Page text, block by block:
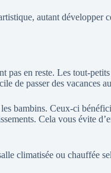
autant
pas en reste. Les tout-
de passer des vacances
bambins. Ceux-ci
Cela vous évite
climatisée ou chauffée